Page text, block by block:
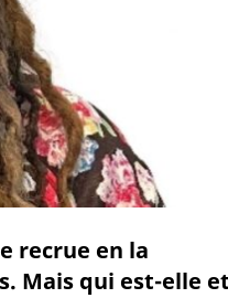
recrue en la
Mais qui est-elle et